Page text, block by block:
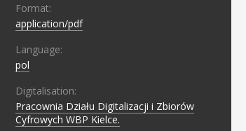
Format:
application/pdf
Language:
pol
Digitalisation:
Pracownia Działu Digitalizacji i Zbiorów
Cyfrowych WBP Kielce.